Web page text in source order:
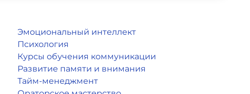
Эмоциональный интеллект
Психология
Курсы обучения коммуникации
Развитие памяти и внимания
Тайм-менеджмент